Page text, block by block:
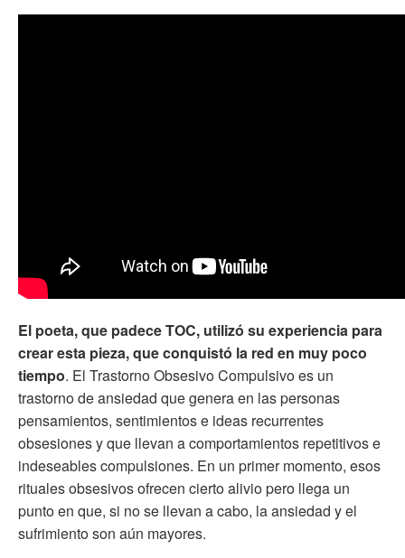
El poeta, que padece TOC, utilizó su experiencia para
crear esta pieza, que conquistó la red en muy poco
tiempo. El Trastorno Obsesivo Compulsivo es un
trastorno de ansiedad que genera en las personas
pensamientos, sentimientos e ideas recurrentes
obsesiones y que llevan a comportamientos repetitivos e
indeseables compulsiones. En un primer momento, esos
rituales obsesivos ofrecen cierto alivio pero llega un
punto en que, si no se llevan a cabo, la ansiedad y el
sufrimiento son aún mayores.